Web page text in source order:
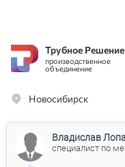
Трубное Решение
производственное
объединение
Новосибирск
Владислав
специалист по